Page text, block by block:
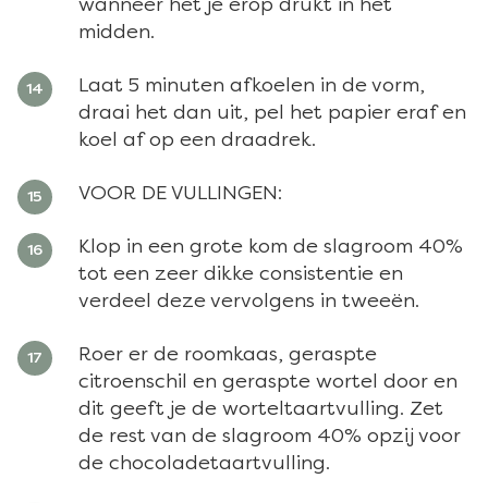
midden.
Laat 5 minuten afkoelen in de vorm,
draai het dan uit, pel het papier eraf en
koel af op een draadrek.
VOOR DE VULLINGEN:
Klop in een grote kom de slagroom 40%
tot een zeer dikke consistentie en
verdeel deze vervolgens in tweeën.
Roer er de roomkaas, geraspte
citroenschil en geraspte wortel door en
dit geeft je de worteltaartvulling. Zet
de rest van de slagroom 40% opzij voor
de chocoladetaartvulling.